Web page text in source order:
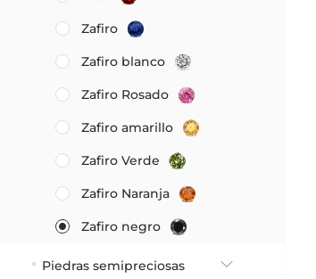
Zafiro
Zafiro blanco
Zafiro Rosado
Zafiro amarillo
Zafiro Verde
Zafiro Naranja
Zafiro negro
Piedras semipreciosas